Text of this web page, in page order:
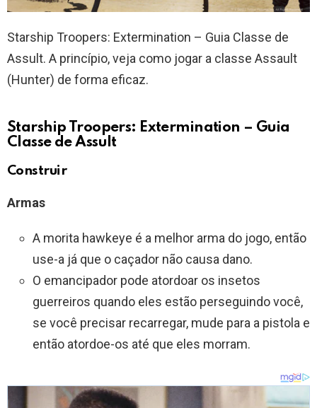
Starship Troopers: Extermination – Guia Classe de
Assult. A princípio, veja como jogar a classe Assault
(Hunter) de forma eficaz.
Starship Troopers: Extermination – Guia
Classe de Assult
Construir
Armas
A morita hawkeye é a melhor arma do jogo, então
use-a já que o caçador não causa dano.
O emancipador pode atordoar os insetos
guerreiros quando eles estão perseguindo você,
se você precisar recarregar, mude para a pistola e
então atordoe-os até que eles morram.